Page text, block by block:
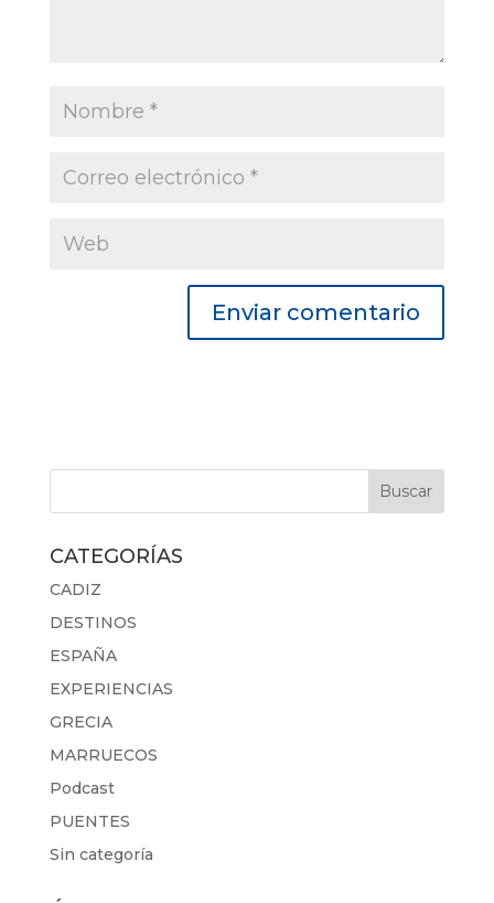
CATEGORÍAS
CADIZ
DESTINOS
ESPAÑA
EXPERIENCIAS
GRECIA
MARRUECOS
Podcast
PUENTES
Sin categoría